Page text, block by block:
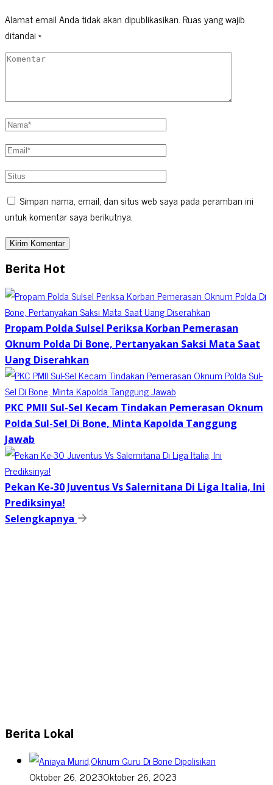
Alamat email Anda tidak akan dipublikasikan.Ruas yang wajib
ditandai*
Simpan nama, email, dan situs web saya pada peramban ini
untuk komentar saya berikutnya.
Berita Hot
Propam Polda Sulsel Periksa Korban Pemerasan
Oknum Polda Di Bone, Pertanyakan Saksi Mata Saat
Uang Diserahkan
PKC PMII Sul-Sel Kecam Tindakan Pemerasan Oknum
Polda Sul-Sel Di Bone, Minta Kapolda Tanggung
Jawab
Pekan Ke-30 Juventus Vs Salernitana Di Liga Italia, Ini
Prediksinya!
Selengkapnya
Berita Lokal
Oktober 26, 2023Oktober 26, 2023